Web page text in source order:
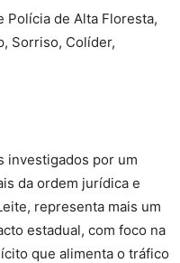
Polícia de Alta Floresta,
Sorriso, Colíder,
investigados por um
da ordem jurídica e
representa mais um
estadual, com foco na
que alimenta o tráfico